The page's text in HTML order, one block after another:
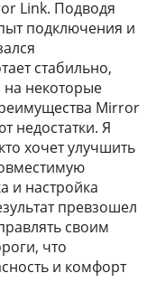
Link. Подводя
подключения и
стабильно,
некоторые
Mirror
недостатки. Я
хочет улучшить
и настройка
превзошел
своим
что
и комфорт